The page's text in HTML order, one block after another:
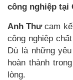
công nghiệp tại
Anh Thưcam
công nghiệp
Dù là những
hoàn thành
lòng.